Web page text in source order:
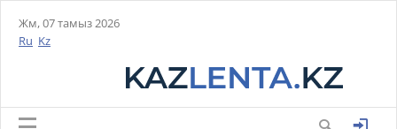
Жм, 07 тамыз 2026
Ru Kz